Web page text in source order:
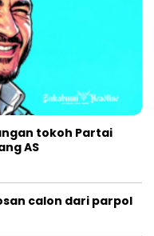
tokoh Partai
AS
calon dari parpol